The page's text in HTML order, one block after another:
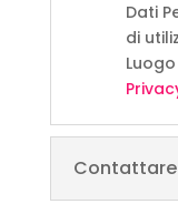
Dati
di